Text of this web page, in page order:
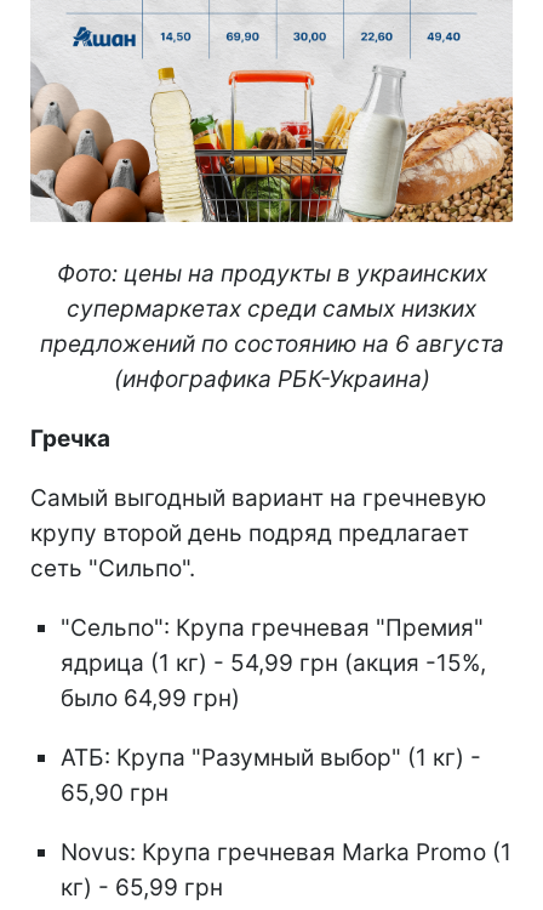
Фото: цены на продукты в украинских
супермаркетах среди самых низких
предложений по состоянию на 6 августа
(инфографика РБК-Украина)
Гречка
Самый выгодный вариант на гречневую
крупу второй день подряд предлагает
сеть "Сильпо".
"Сельпо": Крупа гречневая "Премия"
ядрица (1 кг) - 54,99 грн (акция -15%,
было 64,99 грн)
АТБ: Крупа "Разумный выбор" (1 кг) -
65,90 грн
Novus: Крупа гречневая Marka Promo (1
кг) - 65,99 грн